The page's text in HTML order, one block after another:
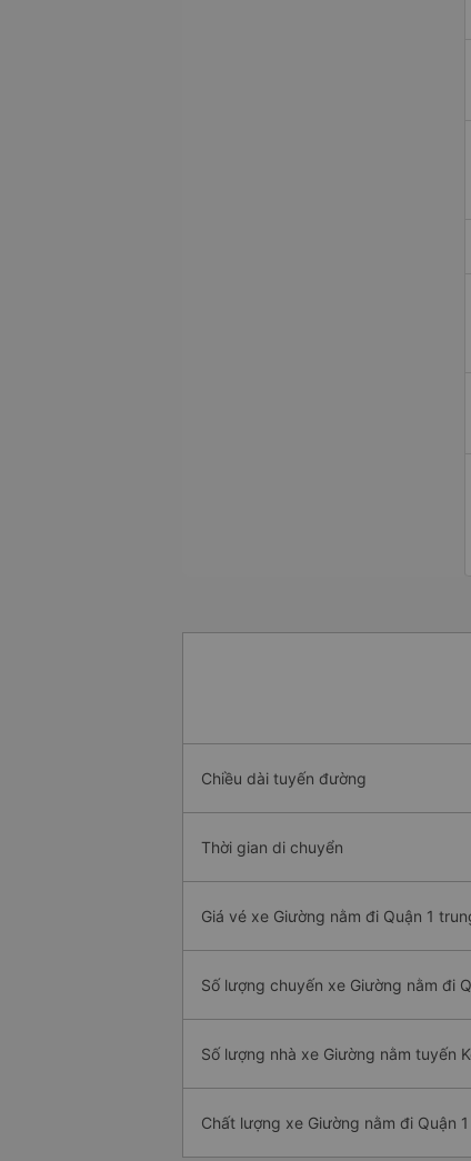
Chiều dài tuyến đường
Thời gian di chuyển
Giá vé xe Giường nằm đi Quận 1
Số lượng chuyến xe Giường nằm đi
Số lượng nhà xe Giường nằm tuyến
Chất lượng xe Giường nằm đi Quận 1